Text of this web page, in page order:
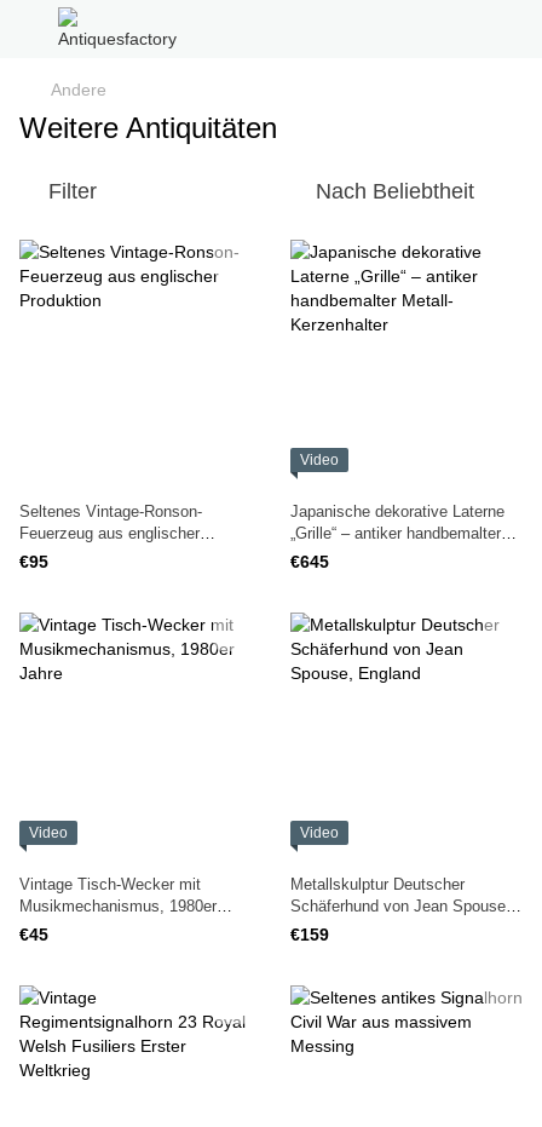
Andere
Weitere Antiquitäten
Filter Nach Beliebtheit
Seltenes Vintage-Ronson-
Feuerzeug aus englischer
Produktion
€95
Video
Japanische dekorative Laterne
„Grille“ – antiker handbemalter
Metall-Kerzenhalter
€645
Video
Vintage Tisch-Wecker mit
Musikmechanismus, 1980er
Jahre
€45
Video
Metallskulptur Deutscher
Schäferhund von Jean Spouse,
England
€159